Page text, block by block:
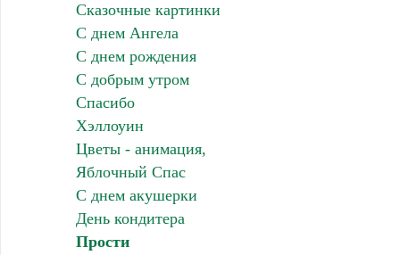
Сказочные картинки
С днем Ангела
С днем рождения
С добрым утром
Спасибо
Хэллоуин
Цветы - анимация,
Яблочный Спас
С днем акушерки
День кондитера
Прости